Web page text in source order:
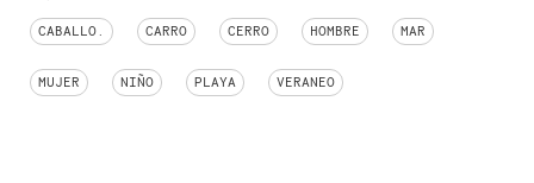
CABALLO. CARRO CERRO HOMBRE MAR
MUJER NIÑO PLAYA VERANEO